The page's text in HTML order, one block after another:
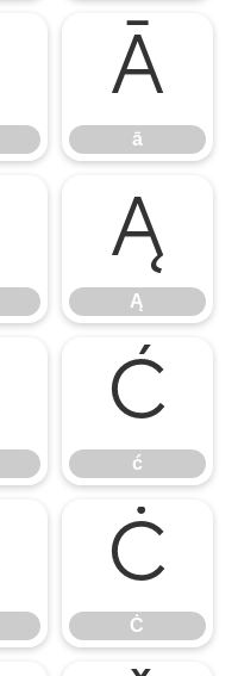
ā
ā
Ą
Ą
ć
ć
Ċ
Ċ